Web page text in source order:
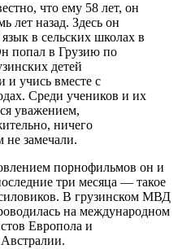
что ему 58 лет, он
лет назад. Здесь он
в сельских школах в
попал в Грузию по
детей
и учись вместе с
Среди учеников и их
уважением,
ничего
не замечали.
порнофильмов он и
три месяца — такое
В грузинском МВД
на международном
Европола и